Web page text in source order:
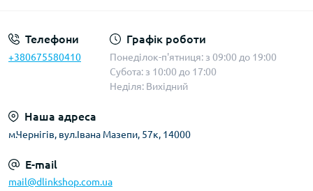
Телефони
+380675580410
Графік роботи
Понеділок-п'ятниця: з 09:00 до 19:00
Субота: з 10:00 до 17:00
Неділя: Вихідний
Наша адреса
м.Чернігів, вул.Івана Мазепи, 57к, 14000
E-mail
mail@dlinkshop.com.ua